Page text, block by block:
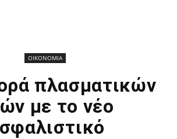
ΟΙΚΟΝΟΜΙΑ
πλασματικών
με το νέο